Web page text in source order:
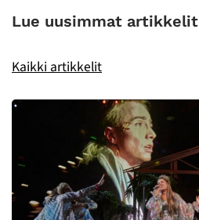
Lue uusimmat artikkelit
Kaikki artikkelit